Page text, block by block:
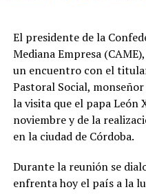
encargado de negocios.
Pese a que Milei ratificó
"corrupto", desde la
preservar la relación
Quirno calificó de
bajar el nivel de su
Quirno afirmó en
que Argentina decidió no
El presidente de la
Mediana Empresa
un encuentro con el
Pastoral Social,
la visita que el papa León
noviembre y de la
en la ciudad de Córdoba.
Durante la reunión se
enfrenta hoy el país a la